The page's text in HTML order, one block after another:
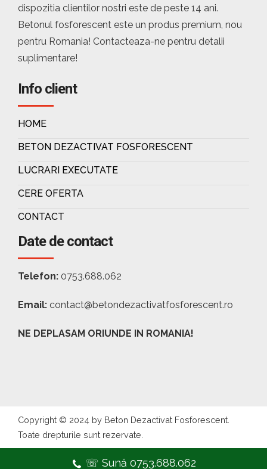
dispozitia clientilor nostri este de peste 14 ani.
Betonul fosforescent este un produs premium, nou
pentru Romania! Contacteaza-ne pentru detalii
suplimentare!
Info client
HOME
BETON DEZACTIVAT FOSFORESCENT
LUCRARI EXECUTATE
CERE OFERTA
CONTACT
Date de contact
Telefon: 0753.688.062
Email: contact@betondezactivatfosforescent.ro
NE DEPLASAM ORIUNDE IN ROMANIA!
Copyright © 2024 by Beton Dezactivat Fosforescent.
Toate drepturile sunt rezervate.
☏ Sună 0753.688.062